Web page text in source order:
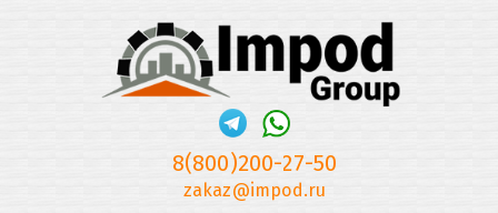
8(800)200-27-50
zakaz@impod.ru